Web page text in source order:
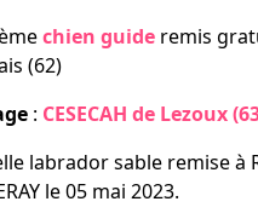
chien guideremis
(62)
: CESECAH de Lezoux
labrador sable remise à
le 05 mai 2023.